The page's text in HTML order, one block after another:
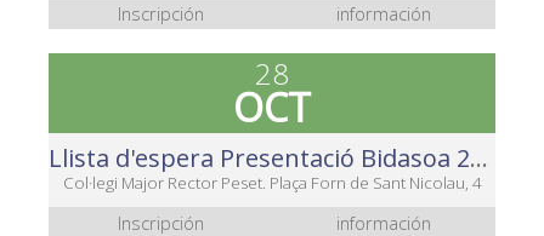
Inscripción información
28
OCT
Llista d'espera Presentació Bidasoa 2018-2023
Col·legi Major Rector Peset. Plaça Forn de Sant Nicolau, 4
Inscripción información